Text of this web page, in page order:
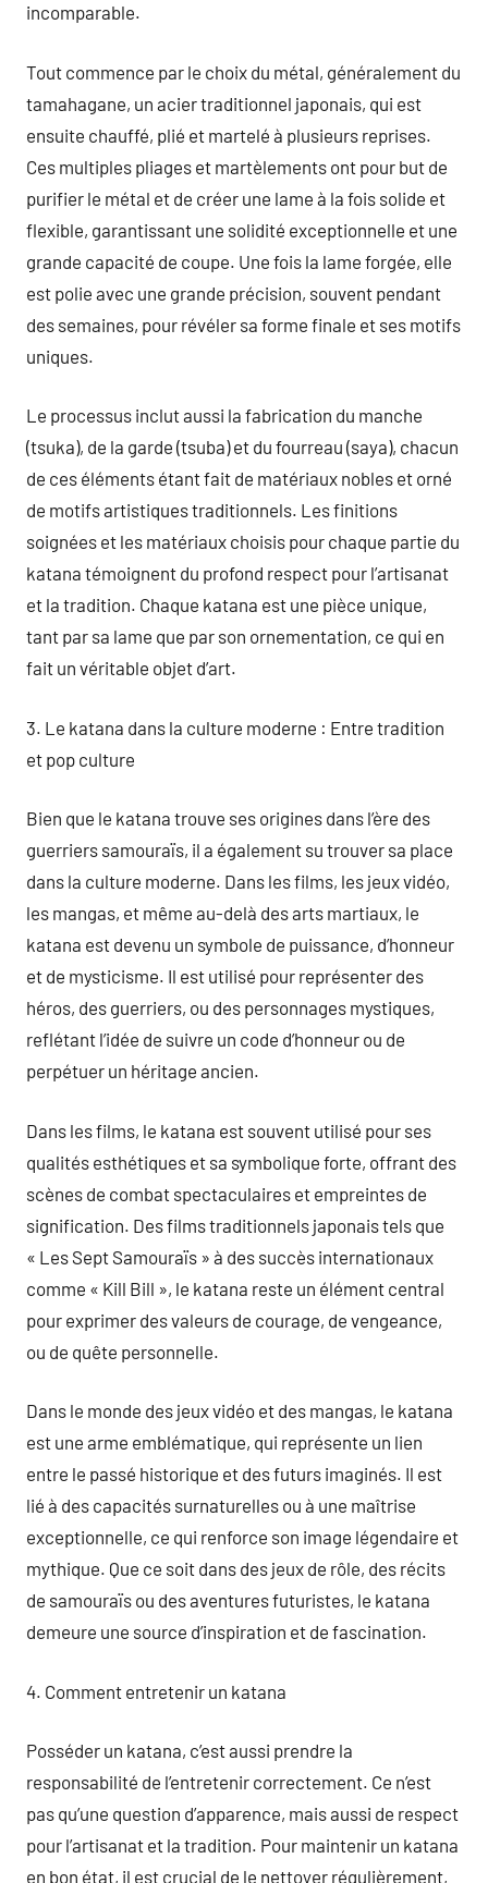
incomparable.
Tout commence par le choix du métal, généralement du
tamahagane, un acier traditionnel japonais, qui est
ensuite chauffé, plié et martelé à plusieurs reprises.
Ces multiples pliages et martèlements ont pour but de
purifier le métal et de créer une lame à la fois solide et
flexible, garantissant une solidité exceptionnelle et une
grande capacité de coupe. Une fois la lame forgée, elle
est polie avec une grande précision, souvent pendant
des semaines, pour révéler sa forme finale et ses motifs
uniques.
Le processus inclut aussi la fabrication du manche
(tsuka), de la garde (tsuba) et du fourreau (saya), chacun
de ces éléments étant fait de matériaux nobles et orné
de motifs artistiques traditionnels. Les finitions
soignées et les matériaux choisis pour chaque partie du
katana témoignent du profond respect pour l’artisanat
et la tradition. Chaque katana est une pièce unique,
tant par sa lame que par son ornementation, ce qui en
fait un véritable objet d’art.
3. Le katana dans la culture moderne : Entre tradition
et pop culture
Bien que le katana trouve ses origines dans l’ère des
guerriers samouraïs, il a également su trouver sa place
dans la culture moderne. Dans les films, les jeux vidéo,
les mangas, et même au-delà des arts martiaux, le
katana est devenu un symbole de puissance, d’honneur
et de mysticisme. Il est utilisé pour représenter des
héros, des guerriers, ou des personnages mystiques,
reflétant l’idée de suivre un code d’honneur ou de
perpétuer un héritage ancien.
Dans les films, le katana est souvent utilisé pour ses
qualités esthétiques et sa symbolique forte, offrant des
scènes de combat spectaculaires et empreintes de
signification. Des films traditionnels japonais tels que
« Les Sept Samouraïs » à des succès internationaux
comme « Kill Bill », le katana reste un élément central
pour exprimer des valeurs de courage, de vengeance,
ou de quête personnelle.
Dans le monde des jeux vidéo et des mangas, le katana
est une arme emblématique, qui représente un lien
entre le passé historique et des futurs imaginés. Il est
lié à des capacités surnaturelles ou à une maîtrise
exceptionnelle, ce qui renforce son image légendaire et
mythique. Que ce soit dans des jeux de rôle, des récits
de samouraïs ou des aventures futuristes, le katana
demeure une source d’inspiration et de fascination.
4. Comment entretenir un katana
Posséder un katana, c’est aussi prendre la
responsabilité de l’entretenir correctement. Ce n’est
pas qu’une question d’apparence, mais aussi de respect
pour l’artisanat et la tradition. Pour maintenir un katana
en bon état, il est crucial de le nettoyer régulièrement,